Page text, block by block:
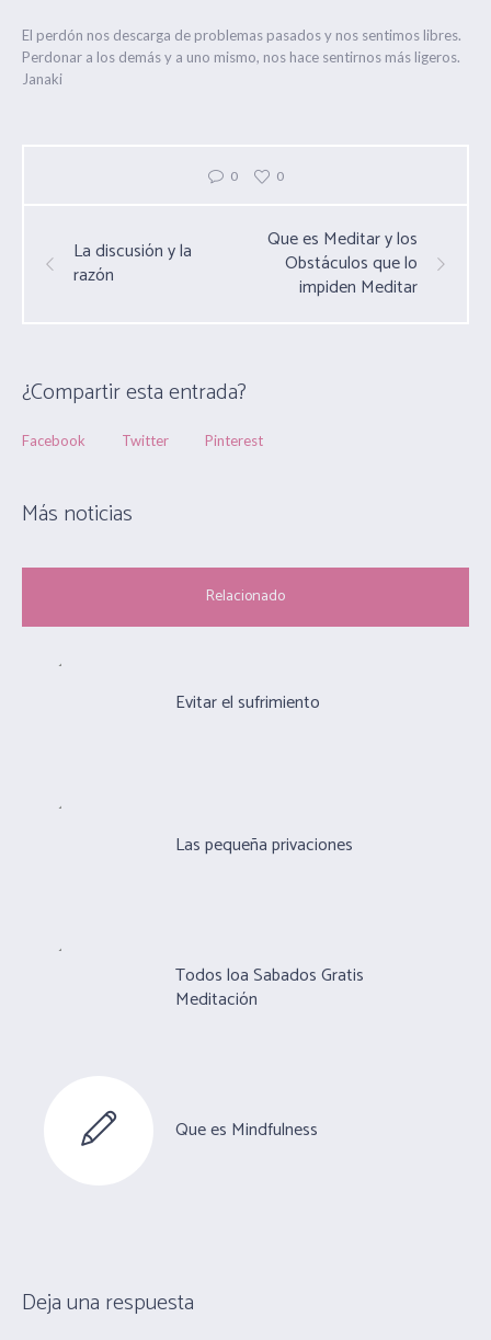
El perdón nos descarga de problemas pasados y nos sentimos libres.
Perdonar a los demás y a uno mismo, nos hace sentirnos más ligeros.
Janaki
0 0
La discusión y la
razón
Que es Meditar y los
Obstáculos que lo
impiden Meditar
¿Compartir esta entrada?
Facebook Twitter Pinterest
Más noticias
Relacionado
Evitar el sufrimiento
Las pequeña privaciones
Todos loa Sabados Gratis
Meditación
Que es Mindfulness
Deja una respuesta